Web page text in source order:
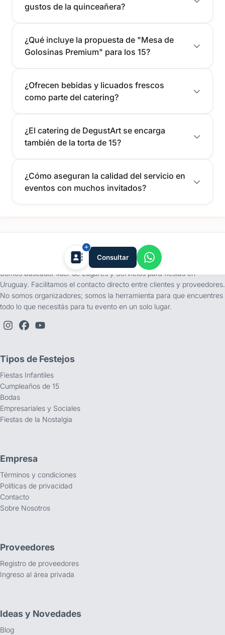
gustos de la quinceañera?
¿Qué incluye la propuesta de "Mesa de
Golosinas Premium" para los 15?
¿Ofrecen bebidas y licuados frescos
como parte del catering?
¿El catering de DegustArt se encarga
también de la torta de 15?
¿Cómo aseguran la calidad del servicio en
eventos con muchos invitados?
Consultar
tufiesta.com.uy
Somos buscador líder de Lugares y Servicios para fiestas en
Uruguay. Facilitamos el contacto directo entre clientes y proveedores.
No somos organizadores; somos la herramienta para que encuentres
todo lo que necesitás para tu evento en un solo lugar.
Tipos de Festejos
Fiestas Infantiles
Cumpleaños de 15
Bodas
Empresariales y Sociales
Fiestas de la Nostalgia
Empresa
Términos y condiciones
Políticas de privacidad
Contacto
Sobre Nosotros
Proveedores
Registro de proveedores
Ingreso al área privada
Ideas y Novedades
Blog